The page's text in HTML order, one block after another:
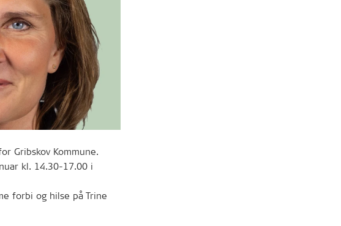
Gribskov Kommune.
kl. 14.30-17.00 i
forbi og hilse på Trine